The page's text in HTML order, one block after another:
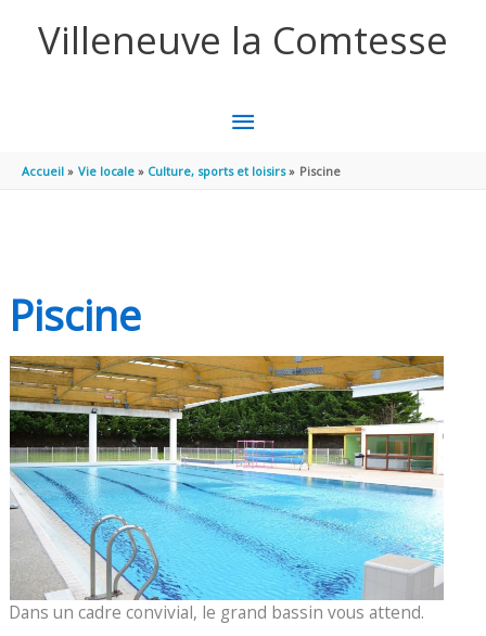
Villeneuve la Comtesse
MENU
PRINCIPAL
Accueil Vie locale Culture, sports et loisirs Piscine
Piscine
Dans un cadre convivial, le grand bassin vous attend.